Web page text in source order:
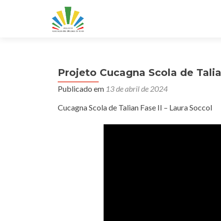
Projeto Cucagna Scola de
Publicado em 13 de abril de 2024
Cucagna Scola de Talian Fase II – Laura Soccol